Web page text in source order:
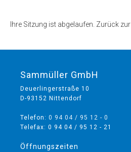
Ihre Sitzung ist abgelaufen. Zurück zur
Sammüller GmbH
Deuerlingerstraße 10
D-93152 Nittendorf
Telefon: 0 94 04 / 95 12 - 0
Telefax: 0 94 04 / 95 12 - 21
Öffnungszeiten